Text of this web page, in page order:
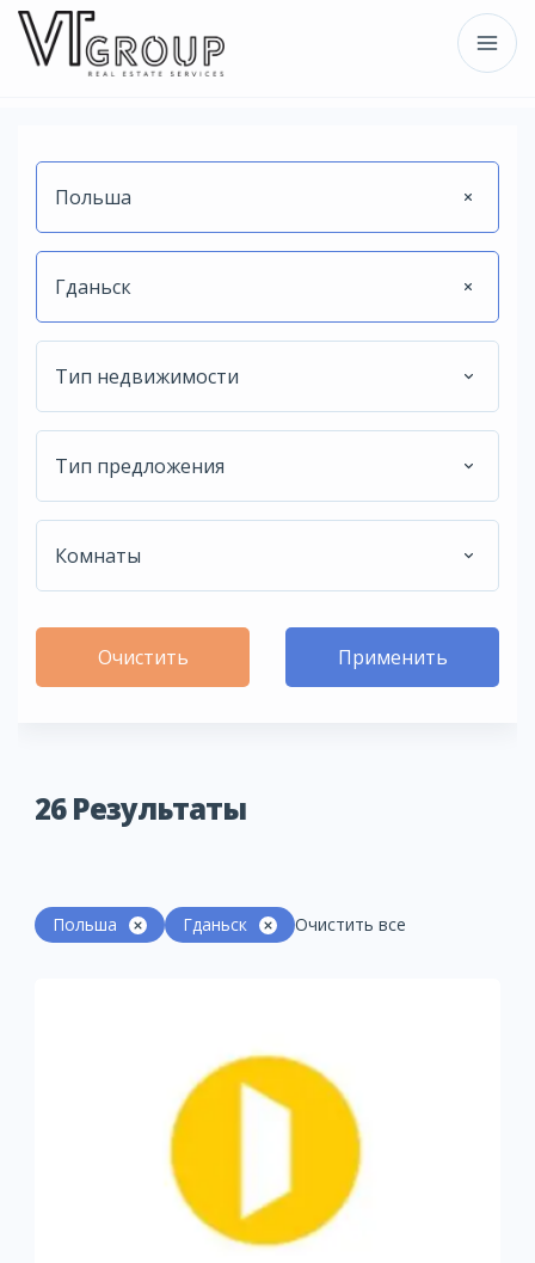
Польша
Гданьск
Тип недвижимости
Тип предложения
Комнаты
Очистить Применить
26Результаты
Польша Гданьск Очистить все